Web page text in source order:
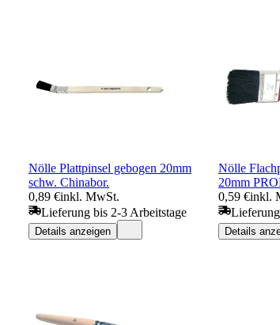
Nölle Plattpinsel gebogen 20mm
schw. Chinabor.
0,89 €inkl. MwSt.
Lieferung bis 2-3 Arbeitstage
Details anzeigen
Nölle
20mm
0,59 €inkl.
Details